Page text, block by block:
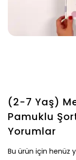
(2-7 Yaş)
Pamuklu
Yorumlar
Bu ürün için henüz